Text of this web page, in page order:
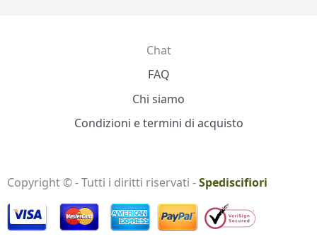
Chat
FAQ
Chi siamo
Condizioni e termini di acquisto
Copyright © - Tutti i diritti riservati -Spediscifiori